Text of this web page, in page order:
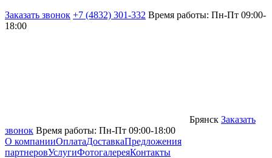
Заказать звонок +7 (4832) 301-332 Время работы: Пн-Пт 09:00-
18:00
Брянск Заказать
звонок Время работы: Пн-Пт 09:00-18:00
О компанииОплатаДоставкаПредложения
партнеровУслугиФотогалереяКонтакты